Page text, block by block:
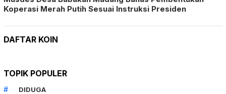
Koperasi Merah Putih Sesuai Instruksi Presiden
DAFTAR KOIN
TOPIK POPULER
DIDUGA